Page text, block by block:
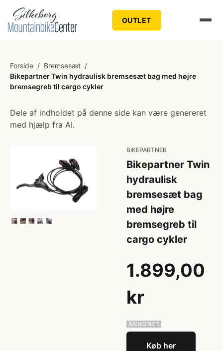
OUTLET
Forside / Bremsesæt /
Bikepartner Twin hydraulisk bremsesæt bag med højre
bremsegreb til cargo cykler
Dele af indholdet på denne side kan være genereret
med hjælp fra AI.
BIKEPARTNER
Bikepartner Twin
hydraulisk
bremsesæt bag
med højre
bremsegreb til
cargo cykler
1.899,00
kr
Køb her